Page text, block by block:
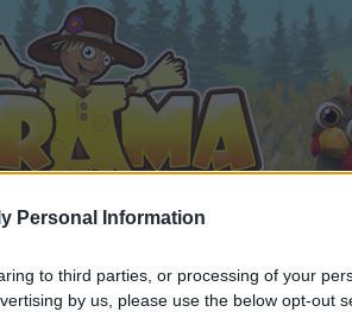
Personal Information
to third parties, or processing of your
by us, please use the below opt-out